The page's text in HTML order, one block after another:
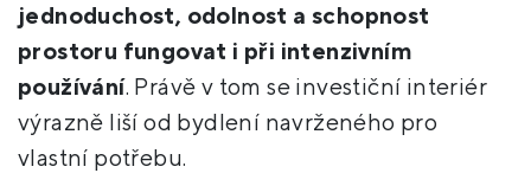
jednoduchost, odolnost a schopnost
prostoru fungovat i při intenzivním
používání. Právě v tom se investiční interiér
výrazně liší od bydlení navrženého pro
vlastní potřebu.